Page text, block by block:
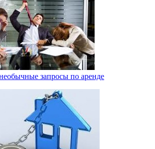
запросы по аренде